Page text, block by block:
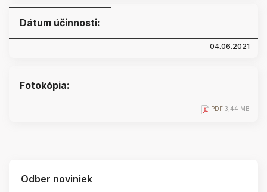
Dátum účinnosti:
04.06.2021
Fotokópia:
PDF 3,44 MB
Odber noviniek